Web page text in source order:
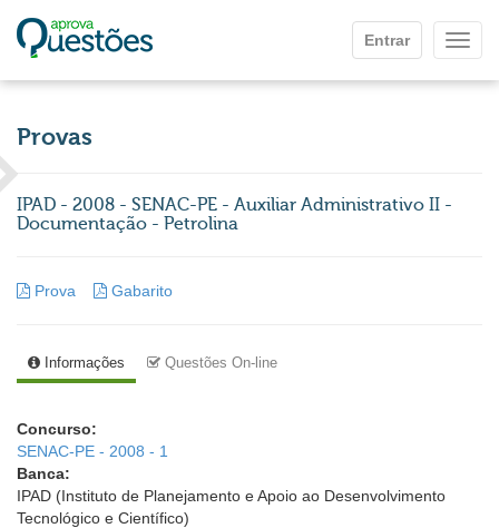
Entrar
Provas
IPAD - 2008 - SENAC-PE - Auxiliar Administrativo II -
Documentação - Petrolina
Prova Gabarito
Informações Questões On-line
Concurso:
SENAC-PE - 2008 - 1
Banca:
IPAD (Instituto de Planejamento e Apoio ao Desenvolvimento
Tecnológico e Científico)